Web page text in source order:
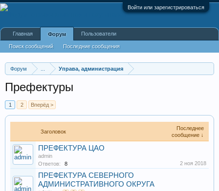
Войти или зарегистрироваться
Форум Управа, администрация
Префектуры
1 2 Вперёд >
Заголовок
Последнее
сообщение ↓
ПРЕФЕКТУРА ЦАО
admin
Ответов:
8 2 ноя 2018
ПРЕФЕКТУРА СЕВЕРНОГО
АДМИНИСТРАТИВНОГО ОКРУГА
Главная Форум
Поиск сообщений Последние сообщения
Пользователи